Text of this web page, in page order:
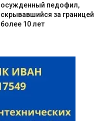
осужденный педофил,
скрывавшийся за границей
более 10 лет